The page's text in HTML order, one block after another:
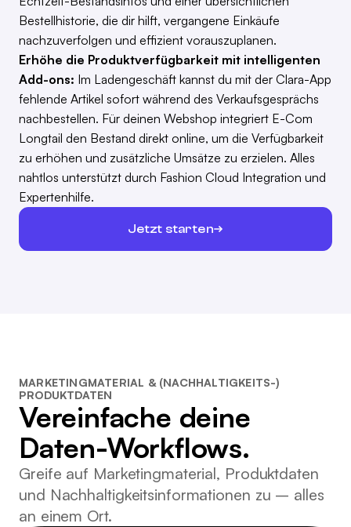
Bestellhistorie, die dir hilft, vergangene Einkäufe
nachzuverfolgen und effizient vorauszuplanen.
Erhöhe die Produktverfügbarkeit mit intelligenten
Add-ons: Im Ladengeschäft kannst du mit der Clara-App
fehlende Artikel sofort während des Verkaufsgesprächs
nachbestellen. Für deinen Webshop integriert E-Com
Longtail den Bestand direkt online, um die Verfügbarkeit
zu erhöhen und zusätzliche Umsätze zu erzielen. Alles
nahtlos unterstützt durch Fashion Cloud Integration und
Expertenhilfe.
Jetzt starten
MARKETINGMATERIAL & (NACHHALTIGKEITS-)
PRODUKTDATEN
Vereinfache deine
Daten-Workflows.
Greife auf Marketingmaterial, Produktdaten
und Nachhaltigkeitsinformationen zu – alles
an einem Ort.